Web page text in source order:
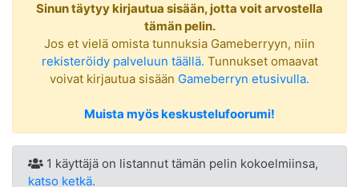
Sinun täytyy kirjautua sisään, jotta voit arvostella
tämän pelin.
Jos et vielä omista tunnuksia Gameberryyn, niin
rekisteröidy palveluun täällä. Tunnukset omaavat
voivat kirjautua sisään Gameberryn etusivulla.
Muista myös keskustelufoorumi!
1 käyttäjä on listannut tämän pelin kokoelmiinsa,
katso ketkä.